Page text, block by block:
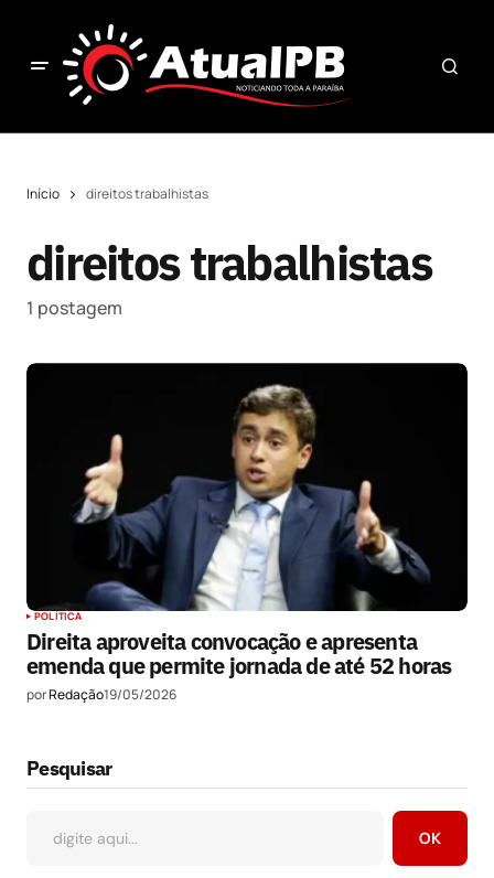
Início direitos trabalhistas
direitos trabalhistas
1 postagem
POLÍTICA
Direita aproveita convocação e apresenta
emenda que permite jornada de até 52 horas
porRedação19/05/2026
Pesquisar
OK